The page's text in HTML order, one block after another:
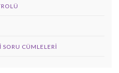
CÜMLELERI